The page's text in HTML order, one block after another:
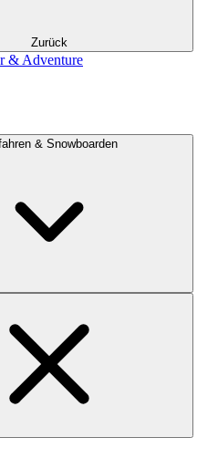
Zurück
& Adventure
& Snowboarden